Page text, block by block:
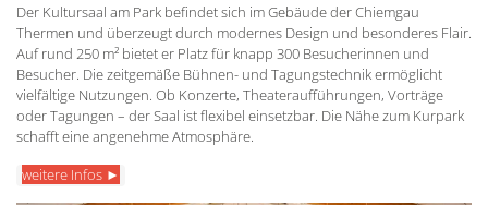
Der Kultursaal am Park befindet sich im Gebäude der Chiemgau
Thermen und überzeugt durch modernes Design und besonderes Flair.
Auf rund 250 m² bietet er Platz für knapp 300 Besucherinnen und
Besucher. Die zeitgemäße Bühnen- und Tagungstechnik ermöglicht
vielfältige Nutzungen. Ob Konzerte, Theateraufführungen, Vorträge
oder Tagungen – der Saal ist flexibel einsetzbar. Die Nähe zum Kurpark
schafft eine angenehme Atmosphäre.
weitere Infos ►